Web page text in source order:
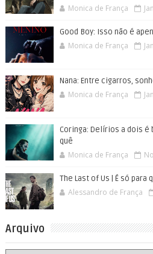
Monica de França
Good Boy: Isso não é
Monica de França
Nana: Entre cigarros,
Monica de França
Coringa: Delírios a dois é
quê
Monica de França
The Last of Us | É só para
Alessandro de França
Arquivo